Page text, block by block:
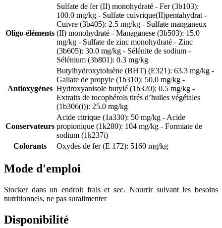
Oligo-éléments
Sulfate de fer (II) monohydraté - Fer (3b103):
100.0 mg/kg - Sulfate cuivrique(II)pentahydrat -
Cuivre (3b405): 2.5 mg/kg - Sulfate manganeux
(II) monohydraté - Managanese (3b503): 15.0
mg/kg - Sulfate de zinc monohydraté - Zinc
(3b605): 30.0 mg/kg - Sélénite de sodium -
Sélénium (3b801): 0.3 mg/kg
Antioxygènes
Butylhydroxytoluène (BHT) (E321): 63.3 mg/kg -
Gallate de propyle (1b310): 50.0 mg/kg -
Hydroxyanisole butylé (1b320): 0.5 mg/kg -
Extraits de tocophérols tirés d’huiles végétales
(1b306(i)): 25.0 mg/kg
Conservateurs
Acide citrique (1a330): 50 mg/kg - Acide
propionique (1k280): 104 mg/kg - Formiate de
sodium (1k237i)
Colorants
Oxydes de fer (E 172): 5160 mg/kg
Mode d'emploi
Stocker dans un endroit frais et sec. Nourrir suivant les besoins
nutritionnels, ne pas suralimenter
Disponibilité